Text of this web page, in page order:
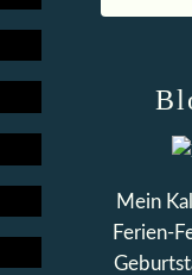
Mein
Ferien-